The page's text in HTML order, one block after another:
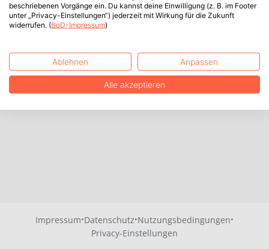
Impressum·Datenschutz·Nutzungsbedingungen·
Privacy-Einstellungen
beschriebenen Vorgänge ein. Du kannst deine Einwilligung (z. B. im Footer
unter „Privacy-Einstellungen“) jederzeit mit Wirkung für die Zukunft
widerrufen. (BoD-Impressum)
Ablehnen Anpassen
Alle akzeptieren